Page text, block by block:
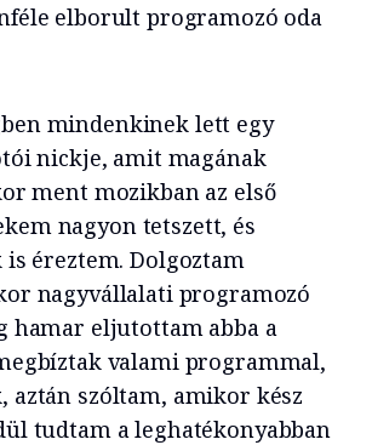
elborult programozó oda
mindenkinek lett egy
nickje, amit magának
ment mozikban az első
nagyon tetszett, és
éreztem. Dolgoztam
nagyvállalati programozó
hamar eljutottam abba a
valami programmal,
aztán szóltam, amikor kész
tudtam a leghatékonyabban